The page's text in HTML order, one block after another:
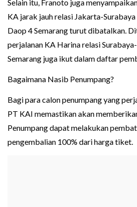
Selain itu, Franoto juga
KA jarak jauh relasi Jakarta-
Daop 4 Semarang turut dibatalkan.
perjalanan KA Harina relasi
Semarang juga ikut dalam daftar
Bagaimana Nasib Penumpang?
Bagi para calon penumpang yang
PT KAI memastikan akan
Penumpang dapat melakukan
pengembalian 100% dari harga tiket.